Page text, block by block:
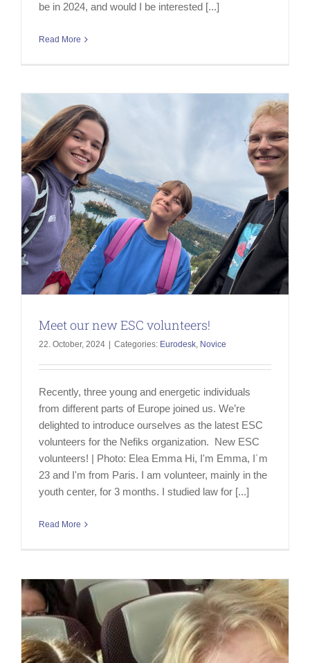
be in 2024, and would I be interested [...]
Read More
Meet our new ESC volunteers!
22. October, 2024 | Categories: Eurodesk Novice
Recently, three young and energetic individuals
from different parts of Europe joined us. We’re
delighted to introduce ourselves as the latest ESC
volunteers for the Nefiks organization. New ESC
volunteers! | Photo: Elea Emma Hi, I'm Emma, I´m
23 and I'm from Paris. I am volunteer, mainly in the
youth center, for 3 months. I studied law for [...]
Read More